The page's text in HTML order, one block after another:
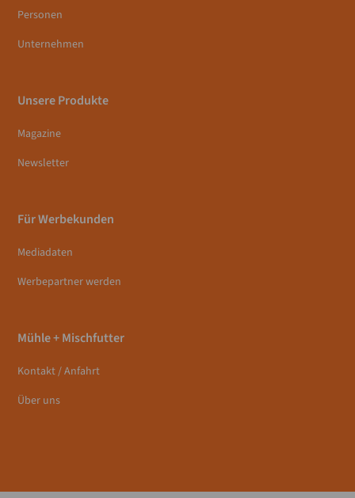
Personen
Unternehmen
Unsere Produkte
Magazine
Newsletter
Für Werbekunden
Mediadaten
Werbepartner werden
Mühle + Mischfutter
Kontakt / Anfahrt
Über uns